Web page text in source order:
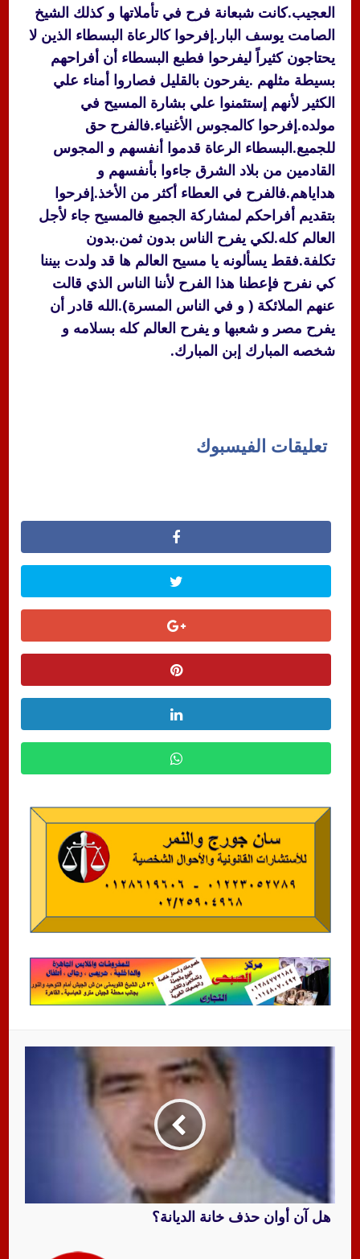
العجيب.كانت شبعانة فرح في تأملاتها و كذلك الشيخ
الصامت يوسف البار.إفرحوا كالرعاة البسطاء الذين لا
يحتاجون كثيراً ليفرحوا فطبع البسطاء أن أفراحهم
بسيطة مثلهم .يفرحون بالقليل فصاروا أمناء علي
الكثير لأنهم إستئمنوا علي بشارة المسيح في
مولده.إفرحوا كالمجوس الأغنياء.فالفرح حق
للجميع.البسطاء الرعاة قدموا أنفسهم و المجوس
القادمين من بلاد الشرق جاءوا بأنفسهم و
هداياهم.فالفرح في العطاء أكثر من الأخذ.إفرحوا
بتقديم أفراحكم لمشاركة الجميع فالمسيح جاء لأجل
العالم كله.لكي يفرح الناس بدون ثمن.بدون
تكلفة.فقط يسألونه يا مسيح العالم ها قد ولدت بيننا
كي نفرح فإعطنا هذا الفرح لأننا الناس الذي قالت
عنهم الملائكة ( و في الناس المسرة).الله قادر أن
يفرح مصر و شعبها و يفرح العالم كله بسلامه و
شخصه المبارك إبن المبارك.
تعليقات الفيسبوك
هل آن أوان حذف خانة الديانة؟